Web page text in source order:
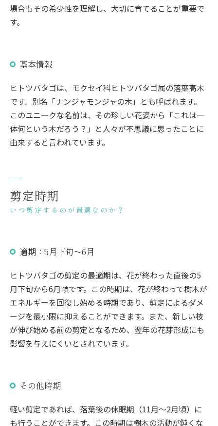
場合もその希少性を理解し、大切に育てることが重要で
す。
基本情報
ヒトツバタゴは、モクセイ科ヒトツバタゴ属の落葉高木
です。別名「ナンジャモンジャの木」とも呼ばれます。
このユニークな名前は、その珍しい花姿から「これは一
体何という木だろう？」と人々が不思議に思ったことに
由来すると言われています。
剪定時期
いつ剪定するのが最適なのか？
適期：5月下旬～6月
ヒトツバタゴの剪定の最適期は、花が終わった直後の5
月下旬から6月頃です。この時期は、花が終わって樹木が
エネルギーを回復し始める時期であり、剪定によるダメ
ージを最小限に抑えることができます。また、新しい枝
が伸び始める前の剪定となるため、翌年の花芽形成にも
影響を与えにくいとされています。
その他時期
軽い剪定であれば、落葉後の休眠期（11月～2月頃）に
も行うことができます。この時期は樹木の活動が鈍くな